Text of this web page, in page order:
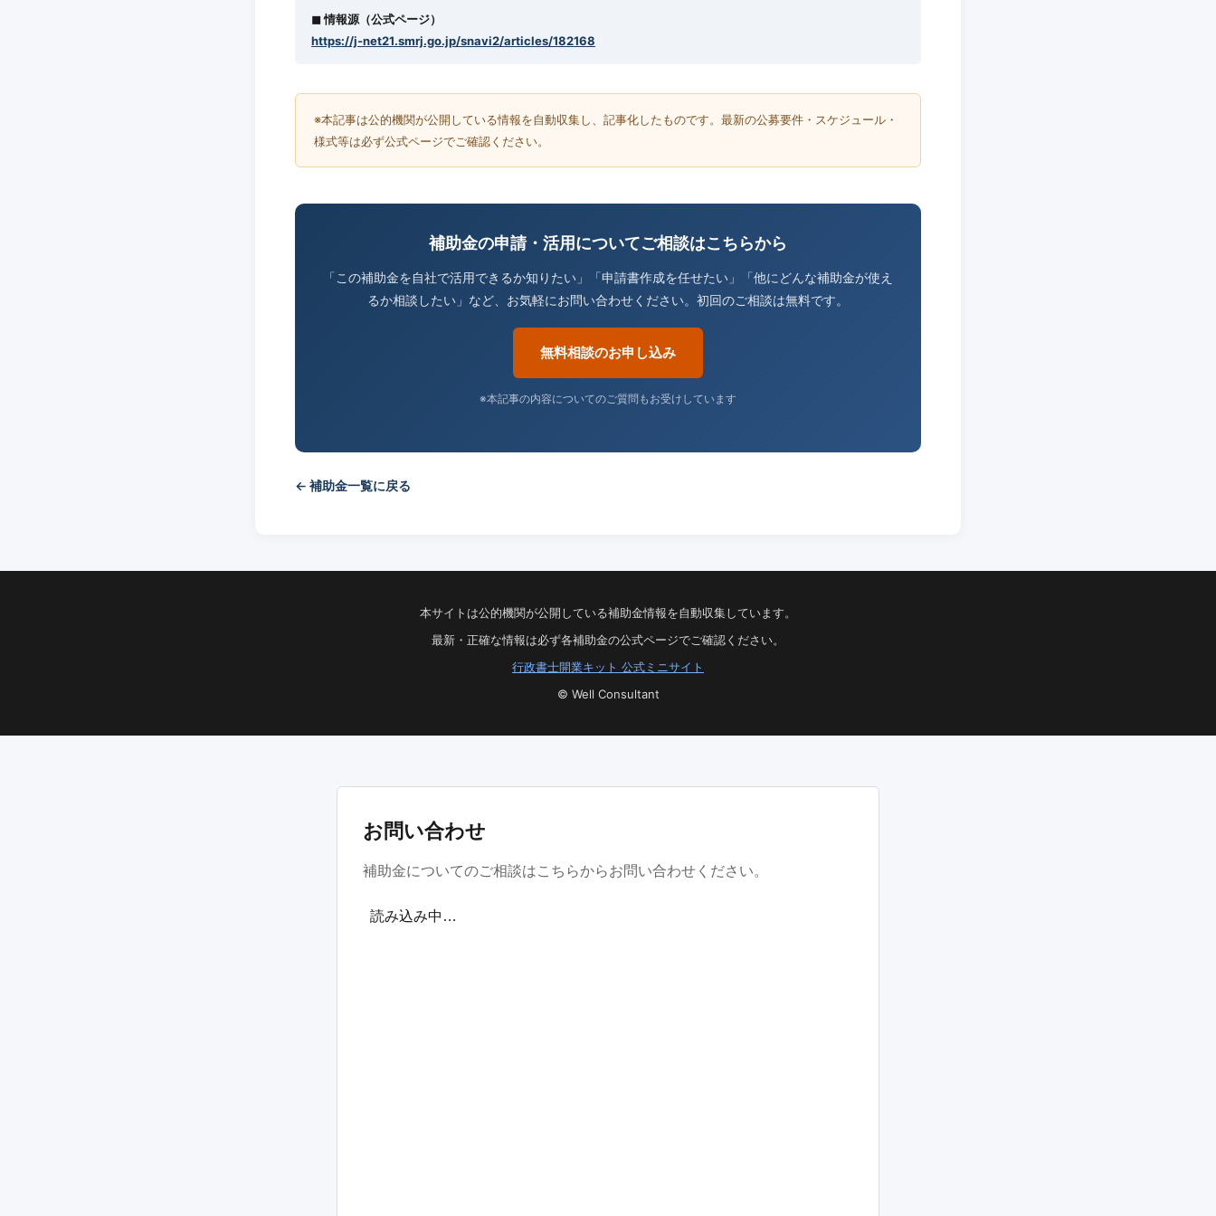
◼︎ 情報源（公式ページ）
https://j-net21.smrj.go.jp/snavi2/articles/182168
※本記事は公的機関が公開している情報を自動収集し、記事化したものです。最新の公募要件・スケジュール・
様式等は必ず公式ページでご確認ください。
補助金の申請・活用についてご相談はこちらから
「この補助金を自社で活用できるか知りたい」「申請書作成を任せたい」「他にどんな補助金が使え
るか相談したい」など、お気軽にお問い合わせください。初回のご相談は無料です。
無料相談のお申し込み
※本記事の内容についてのご質問もお受けしています
← 補助金一覧に戻る
本サイトは公的機関が公開している補助金情報を自動収集しています。
最新・正確な情報は必ず各補助金の公式ページでご確認ください。
行政書士開業キット 公式ミニサイト
© Well Consultant
お問い合わせ
補助金についてのご相談はこちらからお問い合わせください。